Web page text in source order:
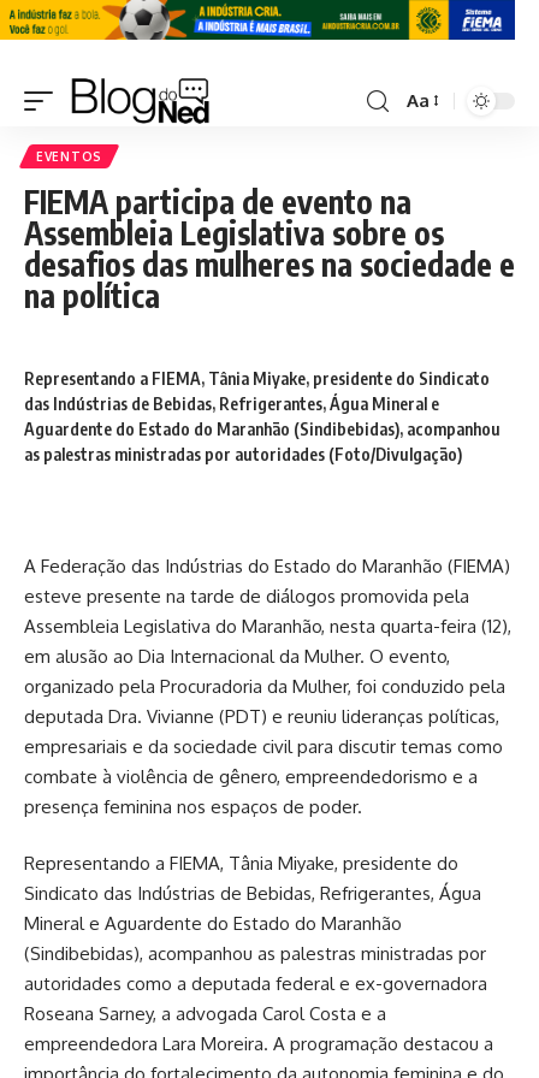
Aa
EVENTOS
FIEMA participa de evento na
Assembleia Legislativa sobre os
desafios das mulheres na sociedade e
na política
Representando a FIEMA, Tânia Miyake, presidente do Sindicato
das Indústrias de Bebidas, Refrigerantes, Água Mineral e
Aguardente do Estado do Maranhão (Sindibebidas), acompanhou
as palestras ministradas por autoridades (Foto/Divulgação)
A Federação das Indústrias do Estado do Maranhão (FIEMA)
esteve presente na tarde de diálogos promovida pela
Assembleia Legislativa do Maranhão, nesta quarta-feira (12),
em alusão ao Dia Internacional da Mulher. O evento,
organizado pela Procuradoria da Mulher, foi conduzido pela
deputada Dra. Vivianne (PDT) e reuniu lideranças políticas,
empresariais e da sociedade civil para discutir temas como
combate à violência de gênero, empreendedorismo e a
presença feminina nos espaços de poder.
Representando a FIEMA, Tânia Miyake, presidente do
Sindicato das Indústrias de Bebidas, Refrigerantes, Água
Mineral e Aguardente do Estado do Maranhão
(Sindibebidas), acompanhou as palestras ministradas por
autoridades como a deputada federal e ex-governadora
Roseana Sarney, a advogada Carol Costa e a
empreendedora Lara Moreira. A programação destacou a